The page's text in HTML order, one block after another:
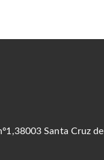
Santa Cruz de